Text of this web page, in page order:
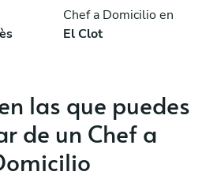
Chef a Domicilio en
El Clot
las que puedes
de un Chef a